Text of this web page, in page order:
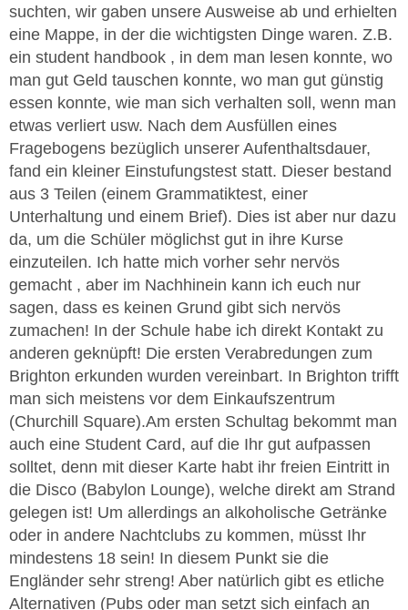
suchten, wir gaben unsere Ausweise ab und erhielten
eine Mappe, in der die wichtigsten Dinge waren. Z.B.
ein student handbook , in dem man lesen konnte, wo
man gut Geld tauschen konnte, wo man gut günstig
essen konnte, wie man sich verhalten soll, wenn man
etwas verliert usw. Nach dem Ausfüllen eines
Fragebogens bezüglich unserer Aufenthaltsdauer,
fand ein kleiner Einstufungstest statt. Dieser bestand
aus 3 Teilen (einem Grammatiktest, einer
Unterhaltung und einem Brief). Dies ist aber nur dazu
da, um die Schüler möglichst gut in ihre Kurse
einzuteilen. Ich hatte mich vorher sehr nervös
gemacht , aber im Nachhinein kann ich euch nur
sagen, dass es keinen Grund gibt sich nervös
zumachen! In der Schule habe ich direkt Kontakt zu
anderen geknüpft! Die ersten Verabredungen zum
Brighton erkunden wurden vereinbart. In Brighton trifft
man sich meistens vor dem Einkaufszentrum
(Churchill Square).Am ersten Schultag bekommt man
auch eine Student Card, auf die Ihr gut aufpassen
solltet, denn mit dieser Karte habt ihr freien Eintritt in
die Disco (Babylon Lounge), welche direkt am Strand
gelegen ist! Um allerdings an alkoholische Getränke
oder in andere Nachtclubs zu kommen, müsst Ihr
mindestens 18 sein! In diesem Punkt sie die
Engländer sehr streng! Aber natürlich gibt es etliche
Alternativen (Pubs oder man setzt sich einfach an